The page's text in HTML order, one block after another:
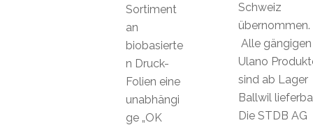
Schweiz
übernommen.
Alle gängigen
Ulano
sind ab Lager
Ballwil
Die STDB AG
Sortiment
an
biobasierte
n Druck-
Folien eine
unabhängi
ge „OK